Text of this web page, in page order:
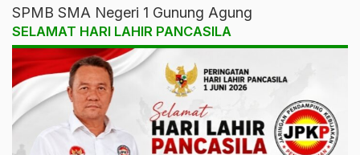
SPMB SMA Negeri 1 Gunung Agung
SELAMAT HARI LAHIR PANCASILA